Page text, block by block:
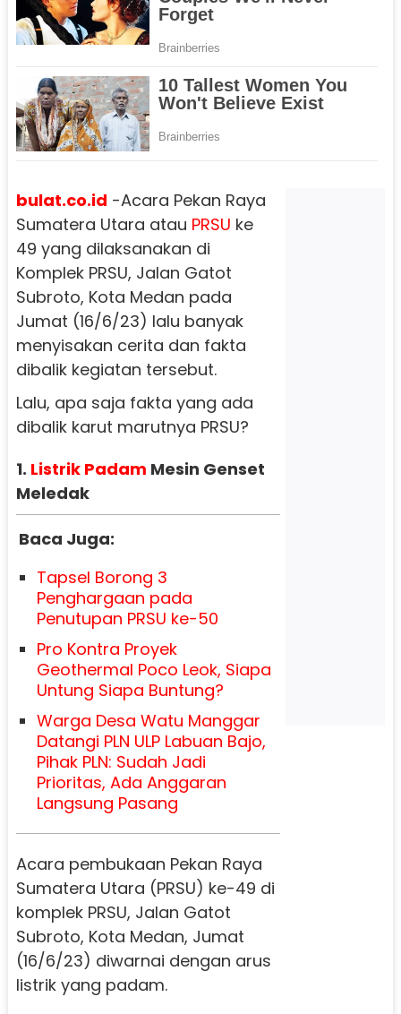
bulat.co.id -Acara Pekan Raya
Sumatera Utara atau PRSU ke
49 yang dilaksanakan di
Komplek PRSU, Jalan Gatot
Subroto, Kota Medan pada
Jumat (16/6/23) lalu banyak
menyisakan cerita dan fakta
dibalik kegiatan tersebut.
Lalu, apa saja fakta yang ada
dibalik karut marutnya PRSU?
1. Listrik Padam Mesin Genset
Meledak
Baca Juga:
Tapsel Borong 3
Penghargaan pada
Penutupan PRSU ke-50
Pro Kontra Proyek
Geothermal Poco Leok, Siapa
Untung Siapa Buntung?
Warga Desa Watu Manggar
Datangi PLN ULP Labuan Bajo,
Pihak PLN: Sudah Jadi
Prioritas, Ada Anggaran
Langsung Pasang
Acara pembukaan Pekan Raya
Sumatera Utara (PRSU) ke-49 di
komplek PRSU, Jalan Gatot
Subroto, Kota Medan, Jumat
(16/6/23) diwarnai dengan arus
listrik yang padam.